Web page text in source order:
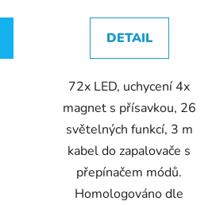
DETAIL
72x LED, uchycení 4x
magnet s přísavkou, 26
světelných funkcí, 3 m
kabel do zapalovače s
přepínačem módů.
Homologováno dle